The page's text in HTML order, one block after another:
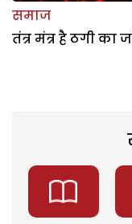
समाज
तंत्र मंत्र है ठगी का